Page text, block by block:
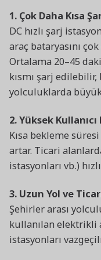
1. Çok Daha Kısa
DC hızlı şarj
araç bataryasını
Ortalama 20–45
kısmı şarj
yolculuklarda
2. Yüksek
Kısa bekleme
artar. Ticari
istasyonları vb.)
3. Uzun Yol ve
Şehirler arası
kullanılan elektrikli
istasyonları